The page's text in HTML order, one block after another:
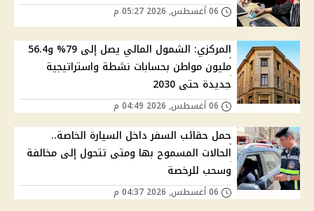
المركزي: الشمول المالي يصل إلى 79% و56.4
مليون مواطن بحسابات نشطة واستراتيجية
جديدة حتى 2030
حمل حقائب السفر داخل السيارة الخاصة..
الحالات المسموح بها ومتى تتحول إلى مخالفة
وسحب للرخصة